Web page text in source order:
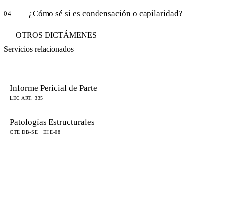
04 ¿Cómo sé si es condensación o capilaridad?
OTROS DICTÁMENES
Servicios relacionados
Informe Pericial de Parte
LEC ART. 335
Patologías Estructurales
CTE DB-SE · EHE-08